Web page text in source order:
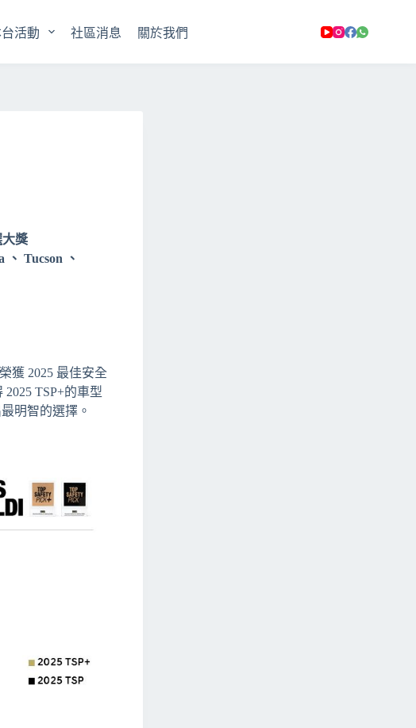
活動 社區消息 關於我們
大獎
Tucson 、
獲 2025 最佳安全
TSP+的車型
明智的選擇。